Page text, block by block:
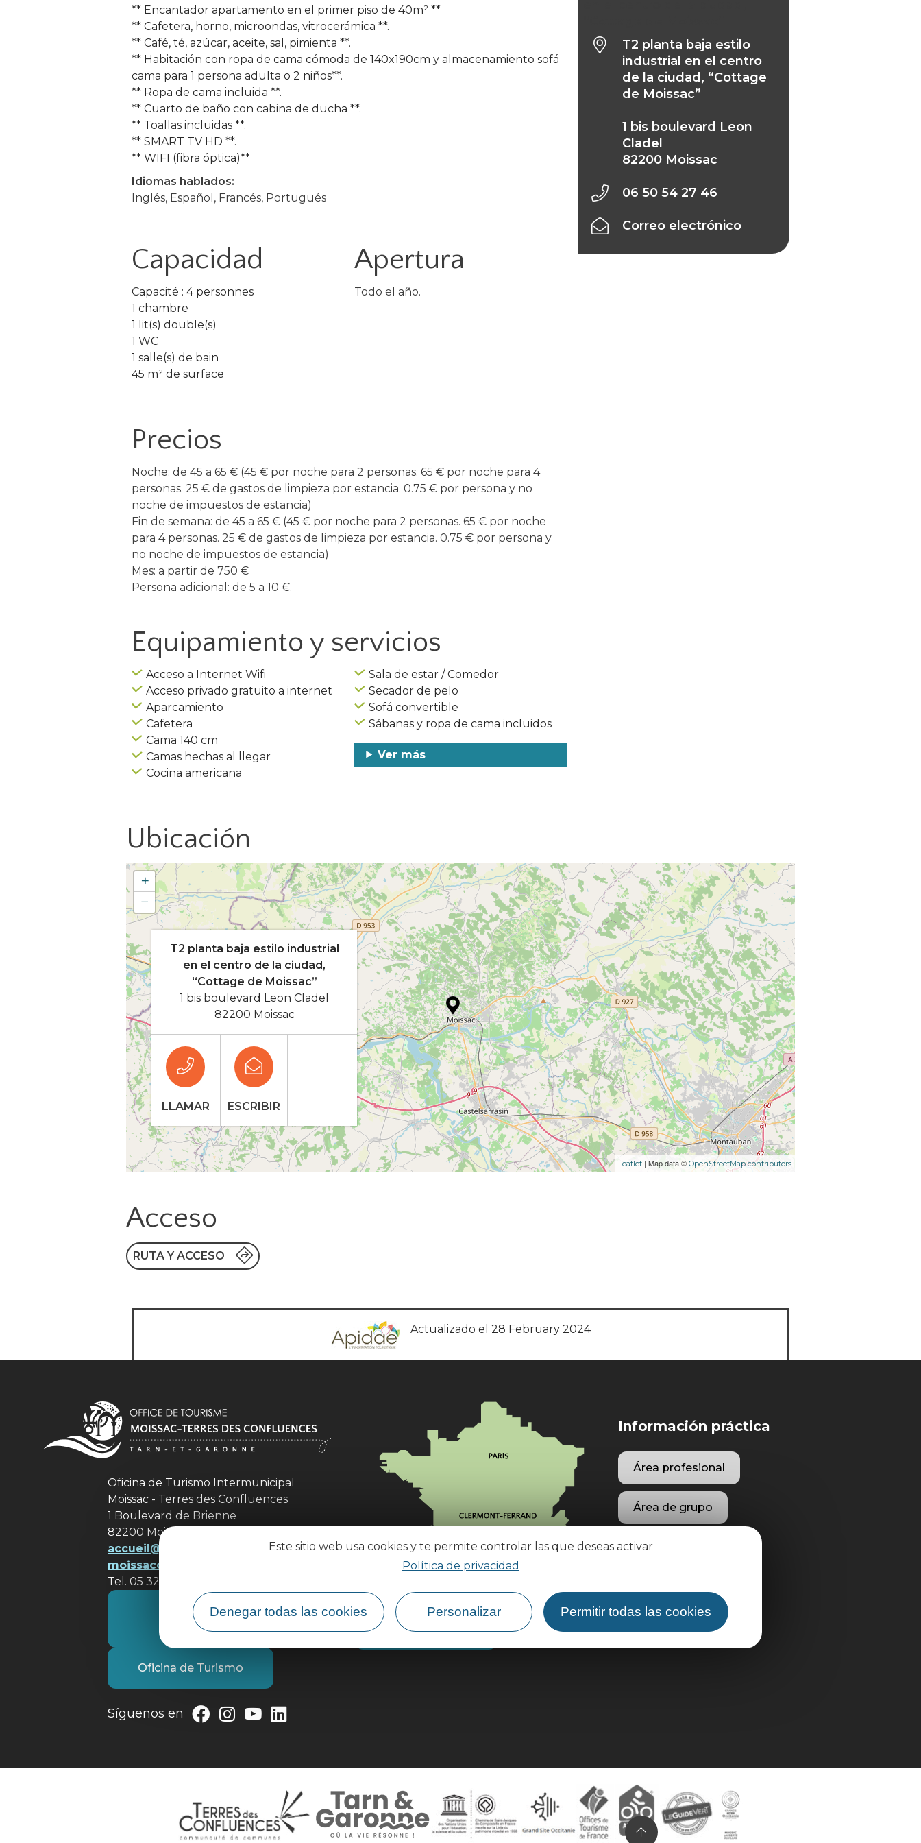
Este sitio web usa cookies y te permite controlar las que deseas activar
Política de privacidad
Denegar todas las cookies Personalizar Permitir todas las cookies
** Encantador apartamento en el primer piso de 40m² **
** Cafetera, horno, microondas, vitrocerámica **.
** Café, té, azúcar, aceite, sal, pimienta **.
** Habitación con ropa de cama cómoda de 140x190cm y almacenamiento sofá
cama para 1 persona adulta o 2 niños**.
** Ropa de cama incluida **.
** Cuarto de baño con cabina de ducha **.
** Toallas incluidas **.
** SMART TV HD **.
** WIFI (fibra óptica)**
Idiomas hablados:
Inglés, Español, Francés, Portugués
Capacidad
Capacité : 4 personnes
1 chambre
1 lit(s) double(s)
1 WC
1 salle(s) de bain
45 m² de surface
Apertura
Todo el año.
Precios
Noche: de 45 a 65 € (45 € por noche para 2 personas. 65 € por noche para 4
personas. 25 € de gastos de limpieza por estancia. 0.75 € por persona y no
noche de impuestos de estancia)
Fin de semana: de 45 a 65 € (45 € por noche para 2 personas. 65 € por noche
para 4 personas. 25 € de gastos de limpieza por estancia. 0.75 € por persona y
no noche de impuestos de estancia)
Mes: a partir de 750 €
Persona adicional: de 5 a 10 €.
Equipamiento y servicios
Acceso a Internet Wifi
Acceso privado gratuito a internet
Aparcamiento
Cafetera
Cama 140 cm
Camas hechas al llegar
Cocina americana
Sala de estar / Comedor
Secador de pelo
Sofá convertible
Sábanas y ropa de cama incluidos
Ver más
T2 planta baja estilo
industrial en el centro
de la ciudad, “Cottage
de Moissac”
1 bis boulevard Leon
Cladel
82200 Moissac
06 50 54 27 46
Correo electrónico
Ubicación
+
−
Leaflet | Map data © OpenStreetMap contributors
T2 planta baja estilo industrial
en el centro de la ciudad,
“Cottage de Moissac”
1 bis boulevard Leon Cladel
82200 Moissac
LLAMAR ESCRIBIR
Acceso
RUTA Y ACCESO
Actualizado el 28 February 2024
Oficina de Turismo Intermunicipal
Moissac - Terres des Confluences
1 Boulevard de Brienne
82200 Moissac
accueil@ tourisme-
moissacconfluences.fr
Tel. 05 32 09 69 36
Póngase en contacto con
Oficina de Turismo
Síguenos en
¿Cómo llegar?
Información práctica
Área profesional
Área de grupo